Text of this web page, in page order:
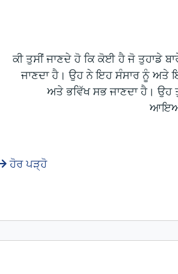
ਕੀ ਤੁਸੀਂ ਜਾਣਦੇ ਹੋ ਕਿ ਕੋਈ ਹੈ ਜੋ ਤੁਹਾਡੇ
ਜਾਣਦਾ ਹੈ। ਉਹ ਨੇ ਇਹ ਸੰਸਾਰ ਨੂੰ ਅਤੇ
ਅਤੇ ਭਵਿੱਖ ਸਭ ਜਾਣਦਾ ਹੈ।
ਹੋਰ ਪੜ੍ਹੋ